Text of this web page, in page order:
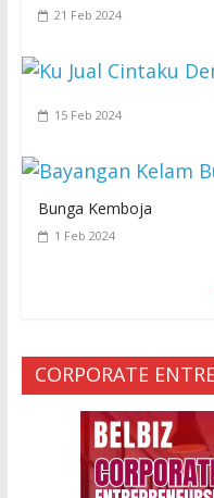
21 Feb 2024
15 Feb 2024
Bunga Kemboja
1 Feb 2024
29 Jan 2024
10
CORPORATE